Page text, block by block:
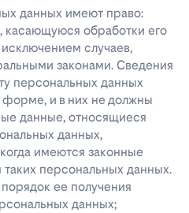
данных имеют право:
обработки его
случаев,
законами. Сведения
персональных данных
и в них не должны
данные, относящиеся
данных,
имеются законные
персональных данных.
ее получения
данных;